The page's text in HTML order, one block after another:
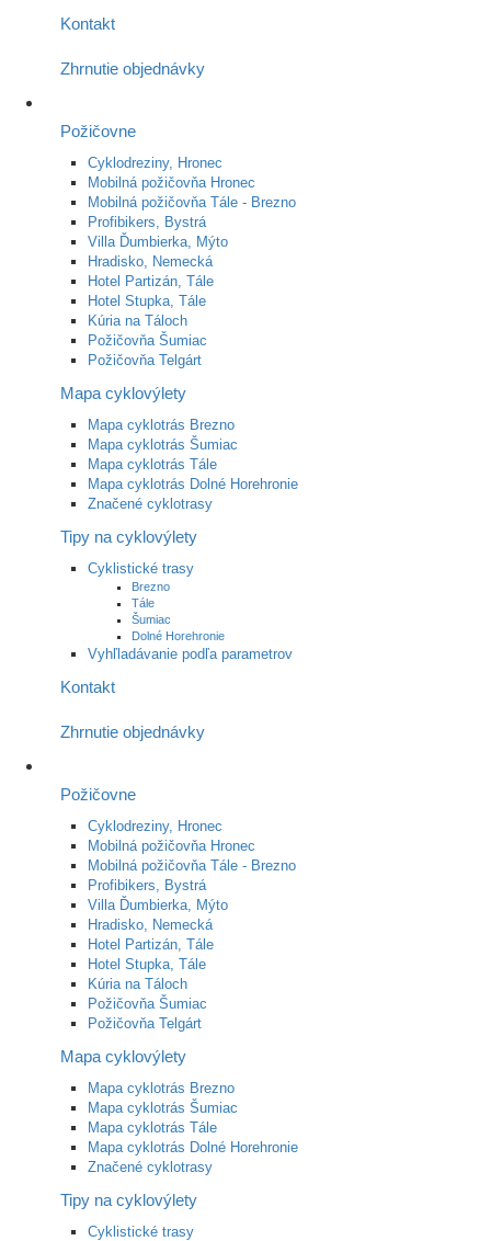
Kontakt
Zhrnutie objednávky
Požičovne
Cyklodreziny, Hronec
Mobilná požičovňa Hronec
Mobilná požičovňa Tále - Brezno
Profibikers, Bystrá
Villa Ďumbierka, Mýto
Hradisko, Nemecká
Hotel Partizán, Tále
Hotel Stupka, Tále
Kúria na Táloch
Požičovňa Šumiac
Požičovňa Telgárt
Mapa cyklovýlety
Mapa cyklotrás Brezno
Mapa cyklotrás Šumiac
Mapa cyklotrás Tále
Mapa cyklotrás Dolné Horehronie
Značené cyklotrasy
Tipy na cyklovýlety
Cyklistické trasy
Brezno
Tále
Šumiac
Dolné Horehronie
Vyhľladávanie podľa parametrov
Kontakt
Zhrnutie objednávky
Požičovne
Cyklodreziny, Hronec
Mobilná požičovňa Hronec
Mobilná požičovňa Tále - Brezno
Profibikers, Bystrá
Villa Ďumbierka, Mýto
Hradisko, Nemecká
Hotel Partizán, Tále
Hotel Stupka, Tále
Kúria na Táloch
Požičovňa Šumiac
Požičovňa Telgárt
Mapa cyklovýlety
Mapa cyklotrás Brezno
Mapa cyklotrás Šumiac
Mapa cyklotrás Tále
Mapa cyklotrás Dolné Horehronie
Značené cyklotrasy
Tipy na cyklovýlety
Cyklistické trasy